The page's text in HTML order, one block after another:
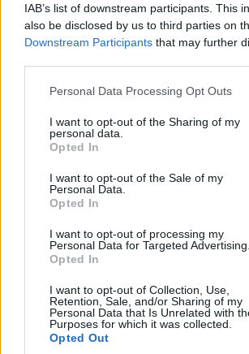
IAB’s list of downstream participants. This
also be disclosed by us to third parties on
Downstream Participants that may further
Please note that this website/app uses one
not limited to your visit or usage behaviour.
grant or deny consent to Google and its
use your data for below specified purposes
consent section.
Personal Data Processing Opt Outs
I want to opt-out of the Sharing of my
personal data.
Opted In
I want to opt-out of the Sale of my
Personal Data.
Opted In
I want to opt-out of processing my
Personal Data for Targeted Advertising.
Opted In
I want to opt-out of Collection, Use,
Retention, Sale, and/or Sharing of my
Personal Data that Is Unrelated with
Purposes for which it was collected.
Opted Out
The Floor - Csak egy maradhat
2026. május 18. 18:40
alapján kellett felismerniük a
A The Floor párbaján az volt a játékosok
lehetnek a kivetített képeken.